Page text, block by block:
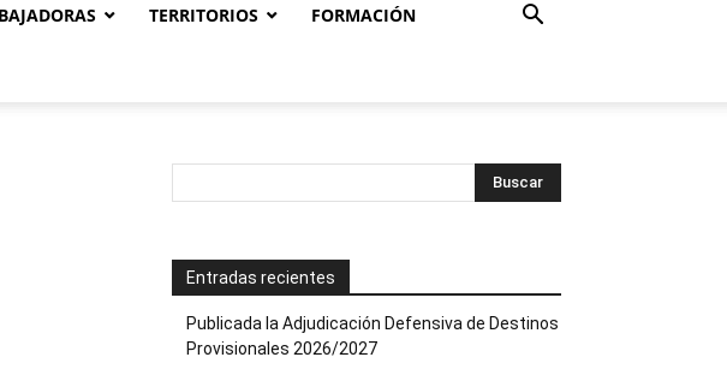
TERRITORIOS FORMACIÓN
Entradas recientes
Publicada la Adjudicación Defensiva de Destinos
Provisionales 2026/2027